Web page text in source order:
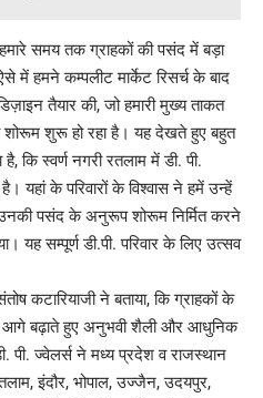
हमारे समय तक ग्राहकों की पसंद में बड़ा
में हमने कम्पलीट मार्केट रिसर्च के बाद
तैयार की, जो हमारी मुख्य ताकत
शोरूम शुरू हो रहा है। यह देखते हुए बहुत
है, कि स्वर्ण नगरी रतलाम में डी. पी.
यहां के परिवारों के विश्वास ने हमें उन्हें
पसंद के अनुरूप शोरूम निर्मित करने
यह सम्पूर्ण डी.पी. परिवार के लिए उत्सव
कटारियाजी ने बताया, कि ग्राहकों के
आगे बढ़ाते हुए अनुभवी शैली और आधुनिक
पी. ज्वेलर्स ने मध्य प्रदेश व राजस्थान
इंदौर, भोपाल, उज्जैन, उदयपुर,